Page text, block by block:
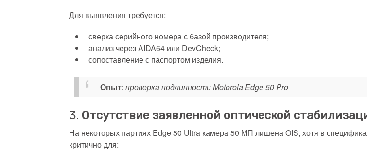
Для выявления требуется:
сверка серийного номера с базой производителя;
анализ через AIDA64 или DevCheck;
сопоставление с паспортом изделия.
Опыт: проверка подлинности Motorola Edge 50 Pro
3. Отсутствие заявленной оптической
На некоторых партиях Edge 50 Ultra камера 50 МП лишена OIS, хотя в
критично для: